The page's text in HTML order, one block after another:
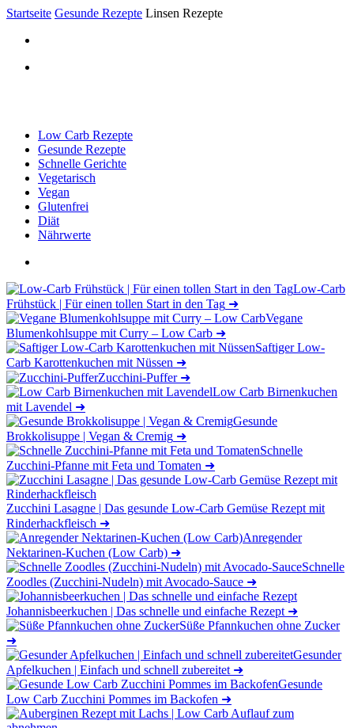
Startseite Gesunde Rezepte Linsen Rezepte
Low Carb Rezepte
Gesunde Rezepte
Schnelle Gerichte
Vegetarisch
Vegan
Glutenfrei
Diät
Nährwerte
Low-Carb
Frühstück | Für einen tollen Start in den Tag ➜
Vegane
Blumenkohlsuppe mit Curry – Low Carb ➜
Saftiger Low-
Carb Karottenkuchen mit Nüssen ➜
Zucchini-Puffer➜
Low Carb Birnenkuchen
mit Lavendel ➜
Gesunde
Brokkolisuppe | Vegan & Cremig ➜
Schnelle
Zucchini-Pfanne mit Feta und Tomaten ➜
Zucchini Lasagne | Das gesunde Low-Carb Gemüse Rezept mit
Rinderhackfleisch ➜
Anregender
Nektarinen-Kuchen (Low Carb) ➜
Schnelle
Zoodles (Zucchini-Nudeln) mit Avocado-Sauce ➜
Johannisbeerkuchen | Das schnelle und einfache Rezept ➜
Süße Pfannkuchen ohne Zucker
➜
Gesunder
Apfelkuchen | Einfach und schnell zubereitet ➜
Gesunde
Low Carb Zucchini Pommes im Backofen ➜